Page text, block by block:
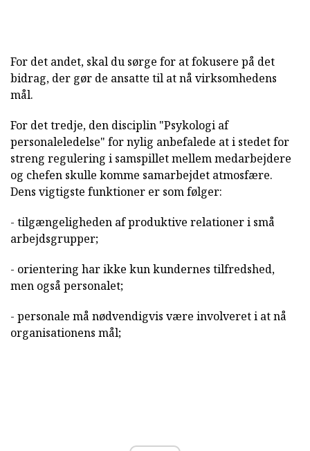
For det andet, skal du sørge for at fokusere på det
bidrag, der gør de ansatte til at nå virksomhedens
mål.
For det tredje, den disciplin "Psykologi af
personaleledelse" for nylig anbefalede at i stedet for
streng regulering i samspillet mellem medarbejdere
og chefen skulle komme samarbejdet atmosfære.
Dens vigtigste funktioner er som følger:
- tilgængeligheden af produktive relationer i små
arbejdsgrupper;
- orientering har ikke kun kundernes tilfredshed,
men også personalet;
- personale må nødvendigvis være involveret i at nå
organisationens mål;